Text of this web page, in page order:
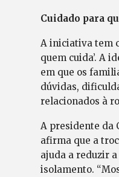
Cuidado para
A iniciativa tem
quem cuida’. A
em que os
dúvidas,
relacionados à
A presidente da
afirma que a
ajuda a reduzir a
isolamento.